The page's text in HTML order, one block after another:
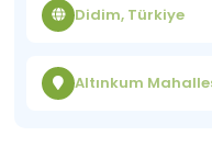
Didim, Türkiye
Altınkum